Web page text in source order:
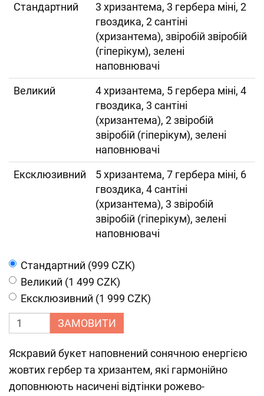
Cтандартний
3 хризантема, 3 гербера міні, 2
гвоздика, 2 сантіні
(хризантема), звіробій звіробій
(гіперікум), зелені
наповнювачі
Великий
4 хризантема, 5 гербера міні, 4
гвоздика, 3 сантіні
(хризантема), 2 звіробій
звіробій (гіперікум), зелені
наповнювачі
Ексклюзивний
5 хризантема, 7 гербера міні, 6
гвоздика, 4 сантіні
(хризантема), 3 звіробій
звіробій (гіперікум), зелені
наповнювачі
Cтандартний (999 CZK)
Великий (1 499 CZK)
Ексклюзивний (1 999 CZK)
ЗАМОВИТИ
Яскравий букет наповнений сонячною енергією
жовтих гербер та хризантем, які гармонійно
доповнюють насичені відтінки рожево-